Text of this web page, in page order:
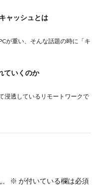
ャッシュとは
が重い、そんな話題の時に「キ
ていくのか
浸透しているリモートワークで
※ が付いている欄は必須